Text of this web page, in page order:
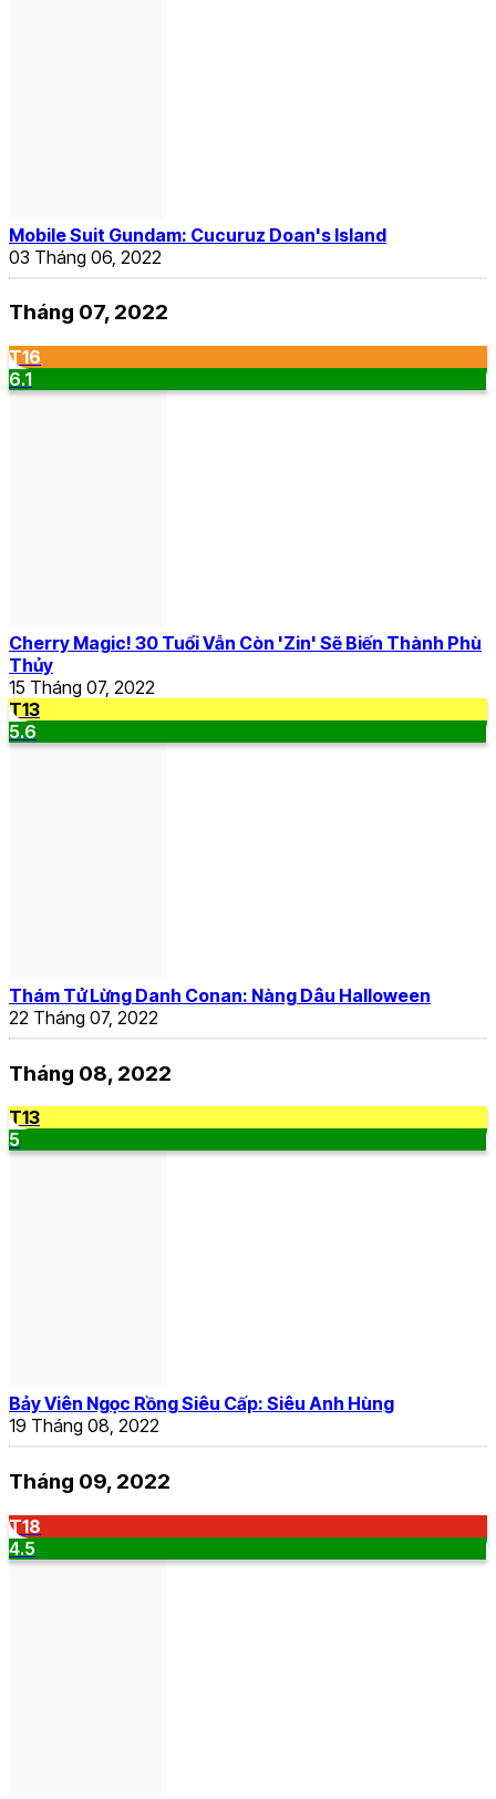
Mobile Suit Gundam: Cucuruz Doan's Island
03 Tháng 06, 2022
Tháng 07, 2022
T16
6.1
Cherry Magic! 30 Tuổi Vẫn Còn 'Zin' Sẽ Biến Thành Phù
Thủy
15 Tháng 07, 2022
T13
5.6
Thám Tử Lừng Danh Conan: Nàng Dâu Halloween
22 Tháng 07, 2022
Tháng 08, 2022
T13
5
Bảy Viên Ngọc Rồng Siêu Cấp: Siêu Anh Hùng
19 Tháng 08, 2022
Tháng 09, 2022
T18
4.5